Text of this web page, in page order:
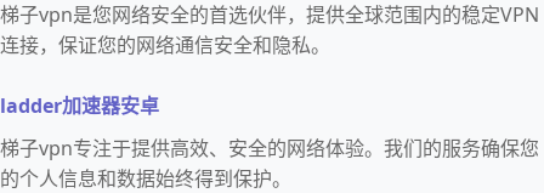
梯子vpn是您网络安全的首选伙伴，提供全球范围内的稳定VPN
连接，保证您的网络通信安全和隐私。
ladder加速器安卓
梯子vpn专注于提供高效、安全的网络体验。我们的服务确保您
的个人信息和数据始终得到保护。